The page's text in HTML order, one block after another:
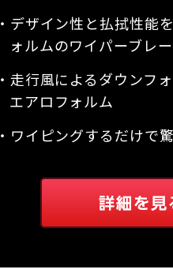
・デザイン性と払拭性能
ォルムのワイパーブレ
・走行風によるダウンフ
エアロフォルム
・ワイピングするだけで